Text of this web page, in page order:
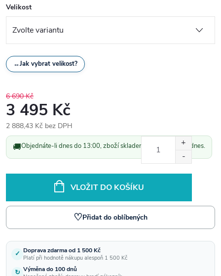
Velikost
↔Jak vybrat velikost?
6 690 Kč
3 495 Kč
2 888,43 Kč bez DPH
Měrná
cena:
🚚Objednáte-li dnes do 13:00, zboží skladem odešleme ještě dnes.
VLOŽIT DO KOŠÍKU
♡Přidat do oblíbených
✓ Doprava zdarma od 1 500 Kč
Platí při hodnotě nákupu alespoň 1 500 Kč
↻ Výměna do 100 dnů